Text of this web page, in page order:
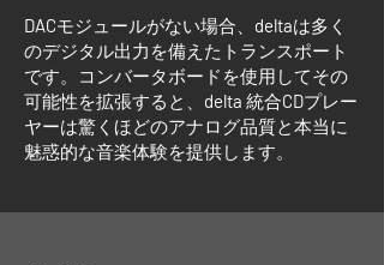
DACモジュールがない場合、 deltaは多く
のデジタル出力を備えたトランスポート
です。コンバータボードを使用してその
可能性を拡張すると、 delta 統合CDプレー
ヤーは驚くほどのアナログ品質と本当に
魅惑的な音楽体験を提供します。